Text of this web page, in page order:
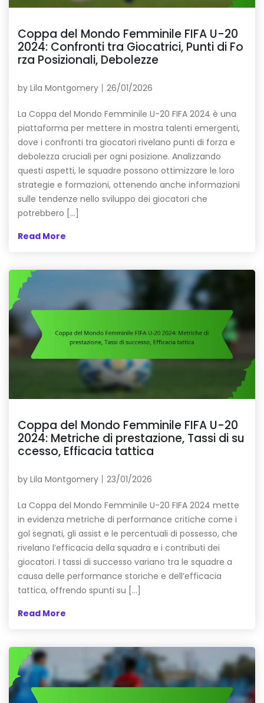
Coppa del Mondo Femminile FIFA U-20
2024: Confronti tra Giocatrici, Punti di Fo
rza Posizionali, Debolezze
by Lila Montgomery 26/01/2026
La Coppa del Mondo Femminile U-20 FIFA 2024 è una
piattaforma per mettere in mostra talenti emergenti,
dove i confronti tra giocatori rivelano punti di forza e
debolezza cruciali per ogni posizione. Analizzando
questi aspetti, le squadre possono ottimizzare le loro
strategie e formazioni, ottenendo anche informazioni
sulle tendenze nello sviluppo dei giocatori che
potrebbero […]
Read More
Coppa del Mondo Femminile FIFA U-20
2024: Metriche di prestazione, Tassi di su
ccesso, Efficacia tattica
by Lila Montgomery 23/01/2026
La Coppa del Mondo Femminile U-20 FIFA 2024 mette
in evidenza metriche di performance critiche come i
gol segnati, gli assist e le percentuali di possesso, che
rivelano l’efficacia della squadra e i contributi dei
giocatori. I tassi di successo variano tra le squadre a
causa delle performance storiche e dell’efficacia
tattica, offrendo spunti su […]
Read More